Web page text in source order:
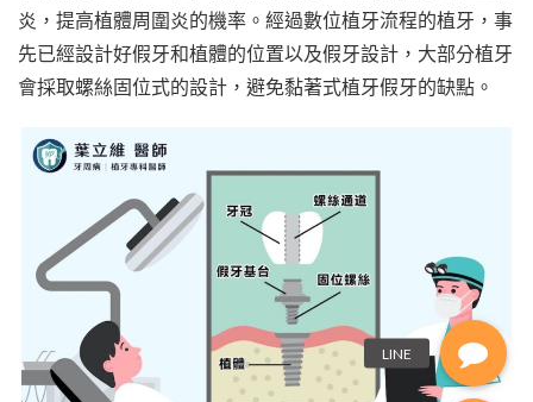
炎，提高植體周圍炎的機率。經過數位植牙流程的植牙，事
先已經設計好假牙和植體的位置以及假牙設計，大部分植牙
會採取螺絲固位式的設計，避免黏著式植牙假牙的缺點。